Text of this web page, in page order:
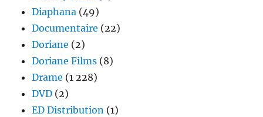
Diaphana (49)
Documentaire (22)
Doriane (2)
Doriane Films (8)
Drame (1 228)
DVD (2)
ED Distribution (1)